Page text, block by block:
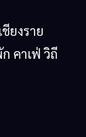
ยงราย
คาเฟ่ วิถี